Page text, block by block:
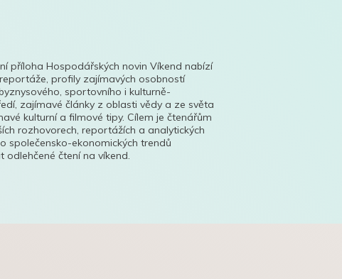
příloha Hospodářských novin Víkend nabízí
profily zajímavých osobností
sportovního i kulturně-
zajímavé články z oblasti vědy a ze světa
kulturní a filmové tipy. Cílem je čtenářům
rozhovorech, reportážích a analytických
společensko-ekonomických trendů
odlehčené čtení na víkend.